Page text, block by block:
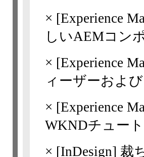
× [Experience
しいAEMコン
× [Experience
ィーザーおよ
× [Experience
WKNDチュー
× [InDesign] 裁